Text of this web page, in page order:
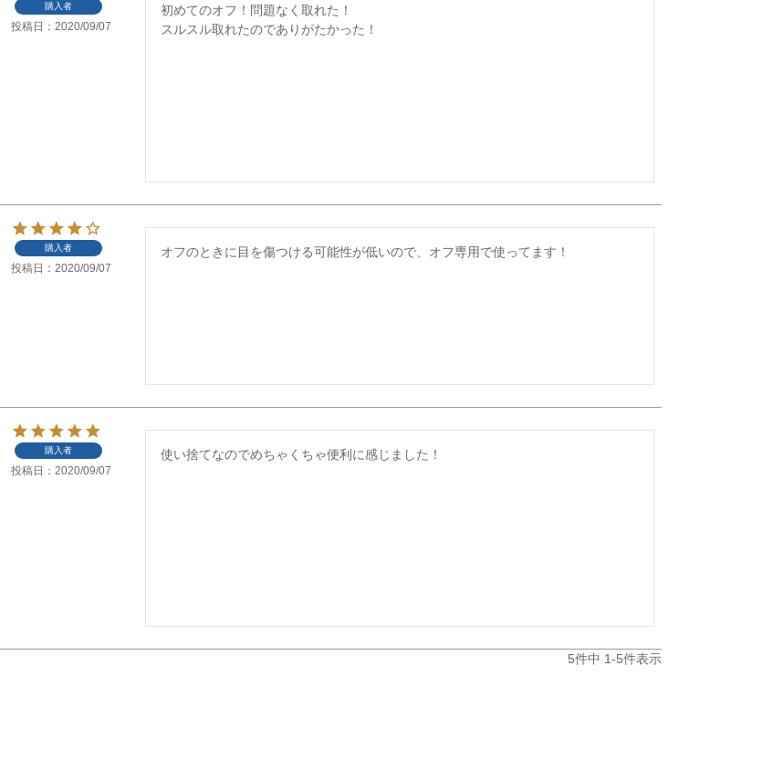
購入者
投稿日 2020/09/07
初めてのオフ！問題なく取れた！
スルスル取れたのでありがたかった！
購入者
投稿日 2020/09/07
オフのときに目を傷つける可能性が低いので、オフ専用で使ってます！
購入者
投稿日 2020/09/07
使い捨てなのでめちゃくちゃ便利に感じました！
5件中 1-5件表示